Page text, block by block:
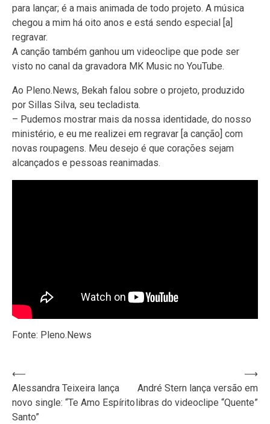
para lançar; é a mais animada de todo projeto. A música
chegou a mim há oito anos e está sendo especial [a]
regravar.
A canção também ganhou um videoclipe que pode ser
visto no canal da gravadora MK Music no YouTube.
Ao Pleno.News, Bekah falou sobre o projeto, produzido
por Sillas Silva, seu tecladista.
– Pudemos mostrar mais da nossa identidade, do nosso
ministério, e eu me realizei em regravar [a canção] com
novas roupagens. Meu desejo é que corações sejam
alcançados e pessoas reanimadas.
Fonte: Pleno.News
Navegação
de
Post
⟵
Alessandra Teixeira lança
novo single: “Te Amo Espírito
Santo”
André Stern lança versão em
libras do videoclipe “Quente”
⟶